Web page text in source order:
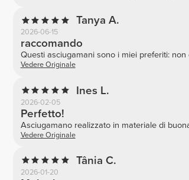
Tanya A.
2026-06-15
raccomando
Questi asciugamani sono i miei preferiti:
Vedere Originale
Ines L.
2026-02-05
Perfetto!
Asciugamano realizzato in materiale di
Vedere Originale
Tânia C.
2026-01-20